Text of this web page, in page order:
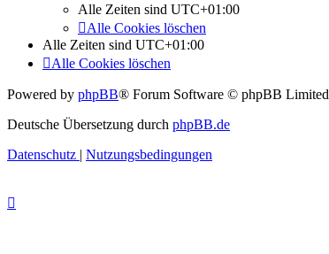
Alle Zeiten sind UTC+01:00
Alle Cookies löschen
Alle Zeiten sind UTC+01:00
Alle Cookies löschen
Powered by phpBB® Forum Software © phpBB Limited
Deutsche Übersetzung durch phpBB.de
Datenschutz | Nutzungsbedingungen